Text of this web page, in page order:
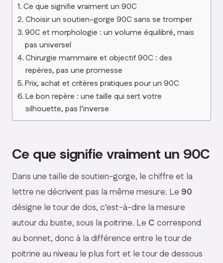
Ce que signifie vraiment un 90C
Choisir un soutien-gorge 90C sans se tromper
90C et morphologie : un volume équilibré, mais
pas universel
Chirurgie mammaire et objectif 90C : des
repères, pas une promesse
Prix, achat et critères pratiques pour un 90C
Le bon repère : une taille qui sert votre
silhouette, pas l’inverse
Ce que signifie vraiment un 90C
Dans une taille de soutien-gorge, le chiffre et la
lettre ne décrivent pas la même mesure. Le 90
désigne le tour de dos, c’est-à-dire la mesure
autour du buste, sous la poitrine. Le C correspond
au bonnet, donc à la différence entre le tour de
poitrine au niveau le plus fort et le tour de dessous